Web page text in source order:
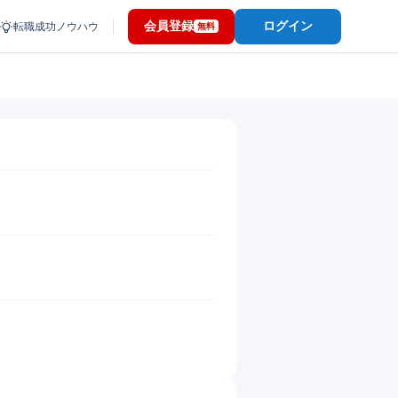
転職成功ノウハウ 会員登録 無料 ログイン